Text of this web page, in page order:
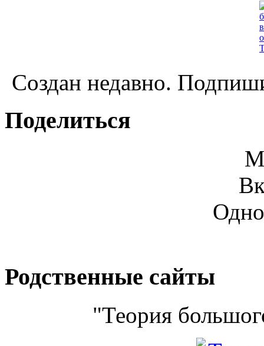
Создан недавно.
Поделиться
Родственные сайты
"Теория